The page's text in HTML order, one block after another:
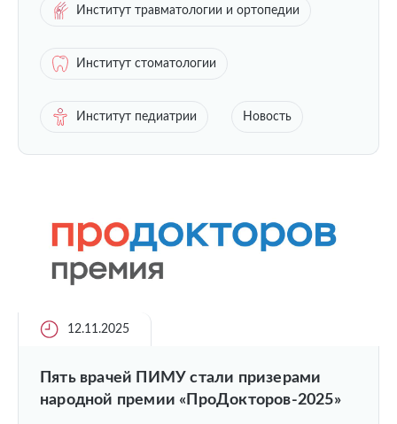
Институт травматологии и ортопедии
Институт стоматологии
Институт педиатрии Новость
12.11.2025
Пять врачей ПИМУ стали призерами
народной премии «ПроДокторов-2025»